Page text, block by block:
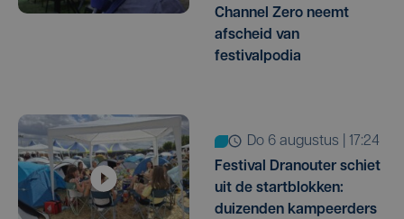
Channel Zero neemt
afscheid van
festivalpodia
do 6 augustus | 17:24
Festival Dranouter schiet
uit de startblokken:
duizenden kampeerders